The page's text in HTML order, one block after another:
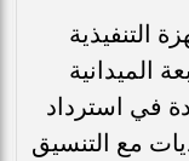
التنفيذية
الميدانية
في استرداد
مع التنسيق